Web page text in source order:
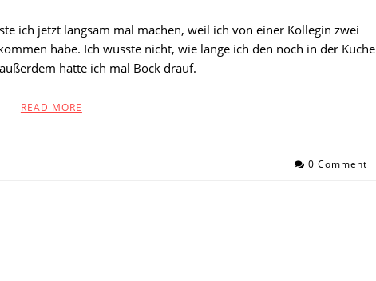
ich jetzt langsam mal machen, weil ich von einer Kollegin zwei
habe. Ich wusste nicht, wie lange ich den noch in der Küche
hatte ich mal Bock drauf.
READ MORE
0 Comment